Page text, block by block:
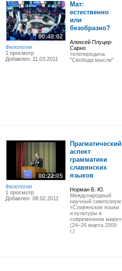
00:48:02
Филология
1 просмотр
Добавлен: 11.03.2011
Мат:
естественно
или
безобразно?
Алексей Плуцер-
Сарно
телепередача
"Свобода мысли"
00:22:05
Филология
1 просмотр
Добавлен: 08.02.2011
Прагматический
аспект
грамматики
славянских
языков
Норман Б. Ю.
Международный
научный симпозиум
«Славянские языки
и культуры в
современном мире»
(24–26 марта 2009
г.)